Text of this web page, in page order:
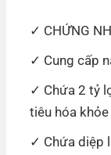
CHỨNG
Cung cấp
Chứa 2 tỷ
tiêu hóa
Chứa diệp